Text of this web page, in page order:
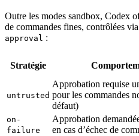
Outre les modes sandbox, Codex
de commandes fines, contrôlées
approval :
Stratégie
untrusted
Approbation requise
pour les commandes
défaut)
on-
failure
Approbation
en cas d’échec de